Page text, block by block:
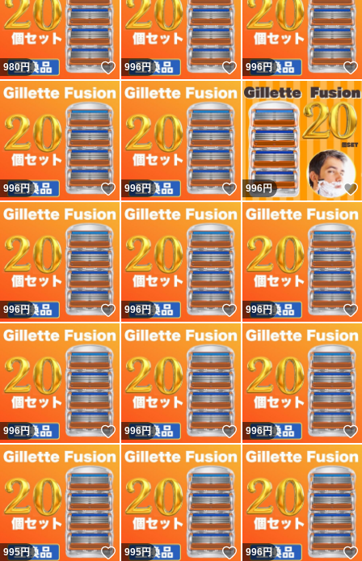
980円 いいね！
996円 いいね！
996円
996円 いいね！
996円 いいね！
996円
996円 いいね！
996円 いいね！
996円
996円 いいね！
996円 いいね！
996円
995円 いいね！
995円 いいね！
996円